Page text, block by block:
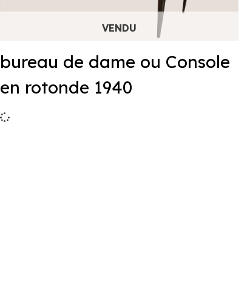
bureau de dame ou Console
en rotonde 1940